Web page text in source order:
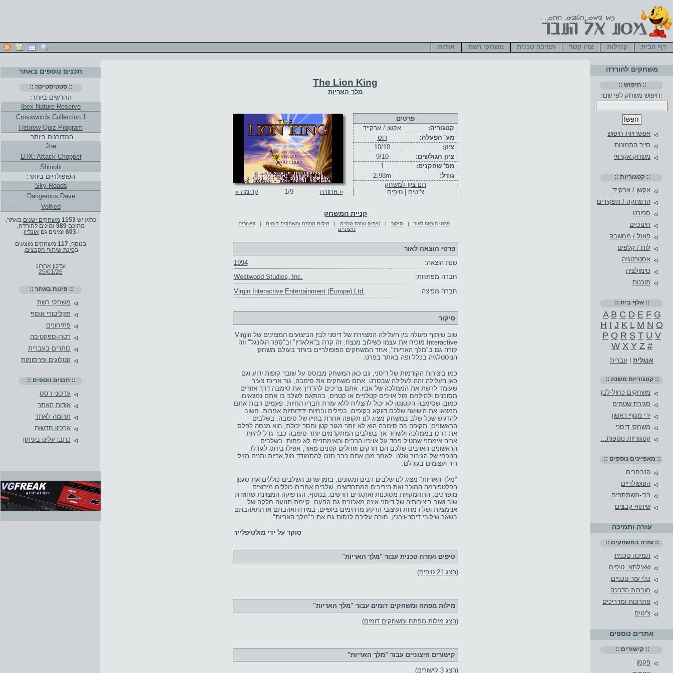
The Lion King
מלך האריות
פרטים
קטגוריה:
אקשן / ארקייד
מע' הפעלה:
דוס
ציון:
10/10
ציון הגולשים:
9/10
מס' שחקנים:
1
גודל:
2.98m
תנו ציון למשחק
צ'יטים |טיפים 1/9 קדימה » « אחורה
קניית המשחק
פרטי הוצאה לאור | סיקור | טיפים ועזרה טכנית | מילות מפתח ומשחקים דומים |
קישורים
חיצוניים
פרטי הוצאה לאור
שנת הוצאה:
1994
חברה מפתחת:
Westwood Studios, Inc.
חברה מפיצה:
Virgin Interactive Entertainment (Europe) Ltd.
סיקור
שוב שיתוף פעולה בין העלילה המצוירת של דיסני לבין הביצועים המצוינים של Virgin
Interactive מוכיח את עצמו כשילוב מנצח. זה קרה ב"אלאדין" וב"ספר הג'ונגל" וזה
קורה גם ב"מלך האריות", אחד המשחקים הפופולריים ביותר בעולם משחקי
הנוסטלגיה בכלל ופה באתר בפרט.
כמו ביצירות הקודמות של דיסני, גם כאן המשחק מבוסס על שובר קופות ידוע וגם
כאן העלילה זהה לעלילה שבסרט. אתם משחקים את סימבה, גור אריות צעיר
שעומד לרשת את הממלכה של אביו. אתם צריכים להדריך את סימבה דרך אזורים
מסוכנים ולהילחם מול אויבים קטלניים או קטנים, בהתאם לשלב בו אתם נמצאים.
כמובן שסימבה הקטנטן לא יכול להצליח ללא עזרת חבריו החיות. פעמים רבות אתם
תמצאו את הישועה שלכם דווקא בקופים, בפילים ובחיות ידידותיות אחרות. חשוב
להדגיש שכל שלב במשחק מציג לנו תקופה אחרת בחייו של סימבה. בשלבים
הראשונים, תקופה בה סימבה הוא לא יותר מגור קטן וחסר יכולת, הוא מנסה לפלס
את דרכו בממלכה ולשרוד אך בשלבים המתקדמים יותר סימבה כבר גדל להיות
אריה אימתני שמטיל פחד על אויביו הרבים והאימתניים לא פחות. בשלבים
הראשונים האויבים שלכם הם חרקים וזוחלים קטנים מאוד, אפילו ביחס לגודלו
הנוכחי של הגיבור שלנו. לאחר מכן אתם כבר תזכו להתמודד מול אריות ותנים מזילי
ריר ועצומים בגודלם.
"מלך האריות" מציג לנו שלבים רבים ומגוונים. בזמן שרוב השלבים כוללים את סגנון
הפלטפורמה המוכר ואת היריבים המתחדשים, שלבים אחרים כוללים מירוצים
מופרכים, התחמקויות מסוכנות ואתגרים חדשים. בנוסף, הגרפיקה המצוינת שחוזרת
שוב ושוב ביצירותיה של דיסני אינה מאכזבת גם הפעם. קיימת תנועה חלקה של
אנימציות ושל דמויות ועיצובי הרקע מדהימים ביופיים. במידה ואהבתם או התאהבתם
בשאר שילובי דיסני-וירג'ין, חובה עליכם לנסות גם את ב"מלך האריות".
סוקר על ידי מולטיפלייר
טיפים ועזרה טכנית עבור "מלך האריות"
(הצג 21 טיפים)
מילות מפתח ומשחקים דומים עבור "מלך האריות"
(הצג מילות מפתח ומשחקים דומים)
קישורים חיצוניים עבור "מלך האריות"
(הצג 3 קישורים)
תכנים נוספים באתר
:: סטטיסטיקה ::
החדשים ביותר:
Ibex Nature Reserve
Crosswords Collection 1
Hebrew Quiz Program
המדורגים ביותר:
Joe
LHX: Attack Chopper
Shinobi
הפופולריים ביותר:
Sky Roads
Dangerous Dave
Volfied
כרגע יש1153 משחקים ישנים באתר,
מתוכם989 זמינים להורדה,
ו-803 זמינים גם אונליין
בנוסף, 117 משחקים מוצעים
בפינת שיתוף הקבצים
עדכון אחרון:
25/01/26
:: פינות באתר ::
משחקי רשת
תקליטורי אוסף
פתיחונים
רטרו-ספקטיבה
כותרים בעברית
קטלוגים ופרסומות
:: תכנים נוספים ::
עדכוני רסס
אודות האתר
תרומה לאתר
ארכיון חדשות
כתבו עלינו בעיתון
משחקים להורדה
:: חיפוש ::
:חיפוש משחק לפי שם:
אפשרויות חיפוש
סייר התמונות
משחק אקראי
:: קטגוריות ::
אקשן / ארקייד
הרפתקה / תפקידים
ספורט
חינוכיים
פאזל / מחשבה
לוח / קלפים
אסטרטגיה
סימולציה
תוכנות
:: אלף בית ::
A B C D E F G
H I J K L M N O
P Q R S T U V
W X Y Z #
אנגלית עברית
:: קטגוריות משנה ::
משחקים כחול-לבן
סגירת שטחים
ירי מגוף ראשון
משחקי דיסני
קטגוריות נוספות...
:: מאפיינים נוספים ::
הנבחרים
הפופולריים
רבי-משתתפים
שיתוף קבצים
עזרה ותמיכה
:: עזרה במשחקים ::
תמיכה טכנית
שאילתא: טיפים
כלי עזר טכניים
חוברות הדרכה
פתרונות ומדריכים
צ'יטים
אתרים נוספים
:: קישורים ::
פקמן
דף הבית קהילות צרו קשר תמיכה טכנית משחקי רשת אודות